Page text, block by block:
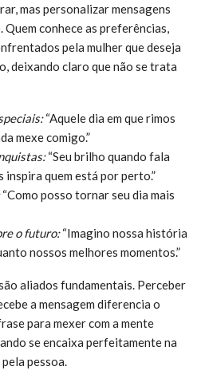
mas personalizar mensagens
conhece as preferências,
pela mulher que deseja
deixando claro que não se trata
“Aquele dia em que rimos
mexe comigo.”
“Seu brilho quando fala
inspira quem está por perto.”
“Como posso tornar seu dia mais
o futuro:“Imagino nossa história
nossos melhores momentos.”
aliados fundamentais. Perceber
a mensagem diferencia o
para mexer com a mente
se encaixa perfeitamente na
pessoa.